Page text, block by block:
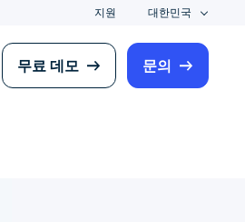
지원 대한민국
무료 데모 문의